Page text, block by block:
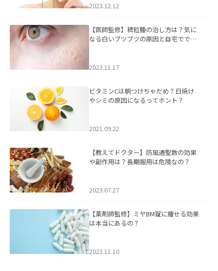
2023.12.12
【医師監修】稗粒腫の治し方は？気に
なる白いブツブツの原因と自宅ででき
2023.11.17
ビタミンCは朝つけちゃだめ？日焼け
やシミの原因になるってホント？
2021.09.22
【教えてドクター】防風通聖散の効果
や副作用は？長期服用は危険なの？
2023.07.27
【薬剤師監修】ミヤBM錠に痩せる効果
は本当にあるの？
2023.11.10